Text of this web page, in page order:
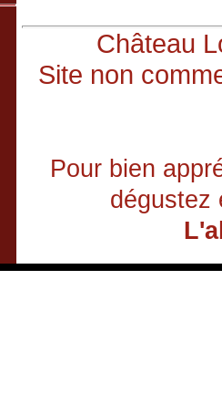
Château
Site non
Pour bien
dégustez